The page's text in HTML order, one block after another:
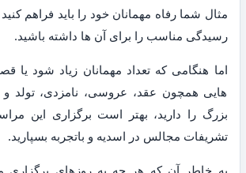
مثال شما رفاه مهمانان خود را باید فراهم
رسیدگی مناسب را برای آن ها داشته باشید.
اما هنگامی که تعداد مهمانان زیاد شود یا
هایی همچون عقد، عروسی، نامزدی، تولد
بزرگ را دارید، بهتر است برگزاری این
تشریفات مجالس در اسدیه و باتجربه بسپارید.
به خاطر آن که هر چه به روزهای